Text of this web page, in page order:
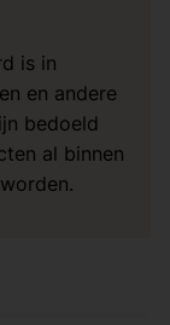
is in
en andere
bedoeld
al binnen